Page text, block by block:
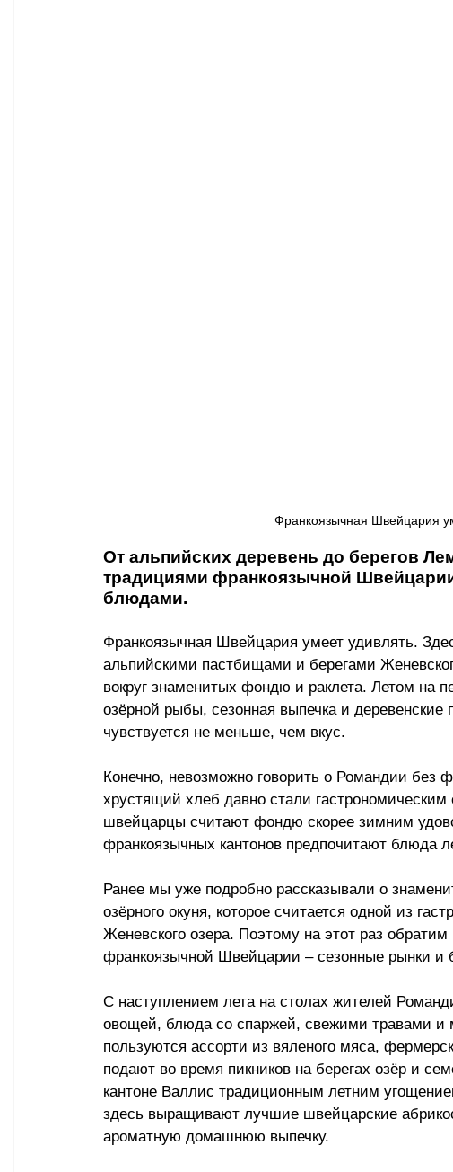
Франкоязычная Швейцария
От альпийских деревень до берегов
традициями франкоязычной
блюдами.
Франкоязычная Швейцария умеет удивлять.
альпийскими пастбищами и берегами
вокруг знаменитых фондю и раклета. Летом на
озёрной рыбы, сезонная выпечка и деревенские
чувствуется не меньше, чем вкус.
Конечно, невозможно говорить о Романдии
хрустящий хлеб давно стали
швейцарцы считают фондю скорее зимним
франкоязычных кантонов предпочитают блюда
Ранее мы уже подробно рассказывали о
озёрного окуня, которое считается одной из
Женевского озера. Поэтому на этот раз
франкоязычной Швейцарии – сезонные рынки и
С наступлением лета на столах жителей
овощей, блюда со спаржей, свежими травами
пользуются ассорти из вяленого мяса,
подают во время пикников на берегах озёр и
кантоне Валлис традиционным летним
здесь выращивают лучшие швейцарские
ароматную домашнюю выпечку.